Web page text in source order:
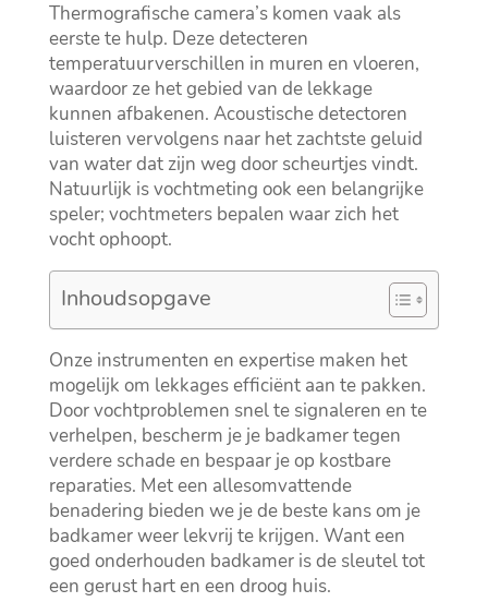
Thermografische camera’s komen vaak als
eerste te hulp.​ Deze detecteren
temperatuurverschillen in muren en vloeren,
waardoor ze het gebied van de lekkage
kunnen afbakenen.​ Acoustische detectoren
luisteren vervolgens naar het zachtste geluid
van water dat zijn weg door scheurtjes vindt.​
Natuurlijk is vochtmeting ook een belangrijke
speler; vochtmeters bepalen waar zich het
vocht ophoopt.​
Inhoudsopgave
Onze instrumenten en expertise maken het
mogelijk om lekkages efficiënt aan te pakken.​
Door vochtproblemen snel te signaleren en te
verhelpen, bescherm je je badkamer tegen
verdere schade en bespaar je op kostbare
reparaties.​ Met een allesomvattende
benadering bieden we je de beste kans om je
badkamer weer lekvrij te krijgen.​ Want een
goed onderhouden badkamer is de sleutel tot
een gerust hart en een droog huis.​